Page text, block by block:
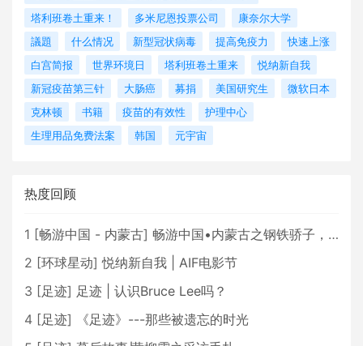
塔利班卷土重来！
多米尼恩投票公司
康奈尔大学
議題
什么情况 新型冠状病毒 提高免疫力
快速上涨
白宫简报
世界环境日 塔利班卷土重来
悦纳新自我
新冠疫苗第三针
大肠癌 募捐 美国研究生
微软日本
克林顿
书籍 疫苗的有效性
护理中心
生理用品免费法案
韩国 元宇宙
热度回顾
1 [畅游中国 - 内蒙古] 畅游中国•内蒙古之钢铁骄子，魅力包头
2 [环球星动] 悦纳新自我 | AIF电影节
3 [足迹] 足迹 | 认识Bruce Lee吗？
4 [足迹]
《足迹》---那些被遗忘的时光